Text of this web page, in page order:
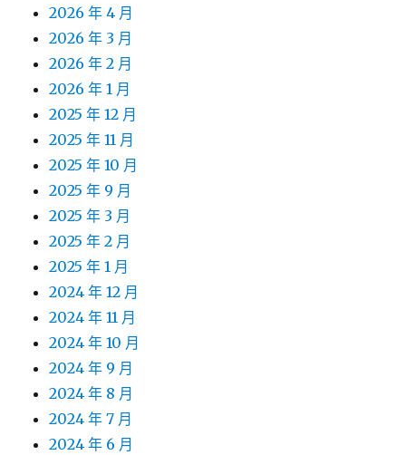
2026 年 4 月
2026 年 3 月
2026 年 2 月
2026 年 1 月
2025 年 12 月
2025 年 11 月
2025 年 10 月
2025 年 9 月
2025 年 3 月
2025 年 2 月
2025 年 1 月
2024 年 12 月
2024 年 11 月
2024 年 10 月
2024 年 9 月
2024 年 8 月
2024 年 7 月
2024 年 6 月